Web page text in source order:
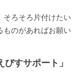
そろそろ片付けたい
ものがあればお願い
すサポート」